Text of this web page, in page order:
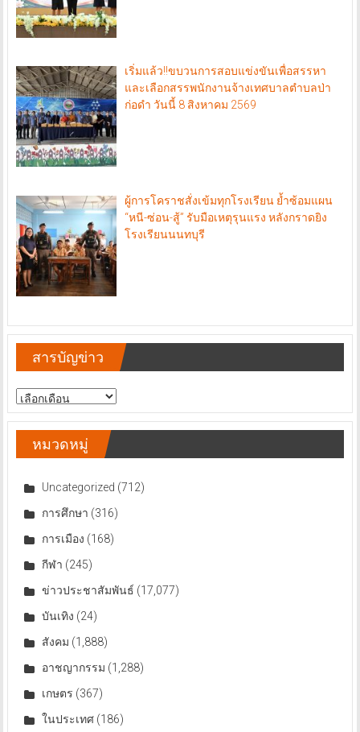
เริ่มแล้ว!!ขบวนการสอบแข่งขันเพื่อสรรหา
และเลือกสรรพนักงานจ้างเทศบาลตำบลป่า
ก่อดำ วันนี้ 8 สิงหาคม 2569
ผู้การโคราชสั่งเข้มทุกโรงเรียน ย้ำซ้อมแผน
“หนี-ซ่อน-สู้” รับมือเหตุรุนแรง หลังกราดยิง
โรงเรียนนนทบุรี
สารบัญข่าว
สารบัญ
ข่าว
หมวดหมู่
Uncategorized (712)
การศึกษา (316)
การเมือง (168)
กีฬา (245)
ข่าวประชาสัมพันธ์ (17,077)
บันเทิง (24)
สังคม (1,888)
อาชญากรรม (1,288)
เกษตร (367)
ในประเทศ(186)